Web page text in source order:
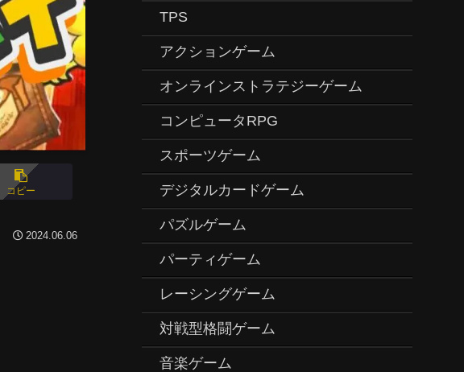
コピー
2024.06.06
TPS
アクションゲーム
オンラインストラテジーゲーム
コンピュータRPG
スポーツゲーム
デジタルカードゲーム
パズルゲーム
パーティゲーム
レーシングゲーム
対戦型格闘ゲーム
音楽ゲーム